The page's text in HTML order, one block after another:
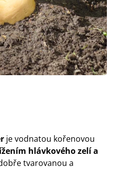
je vodnatou kořenovou
hlávkového zelí a
tvarovanou a